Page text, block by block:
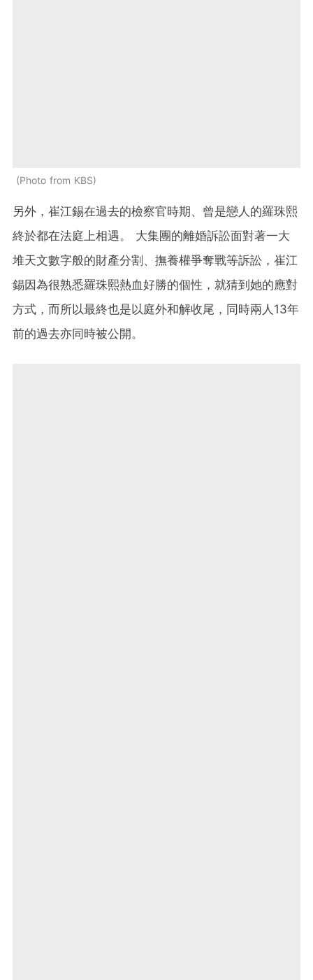
Photo from KBS
另外，崔江錫在過去的檢察官時期、曾是戀人的羅珠熙
終於都在法庭上相遇。 大集團的離婚訴訟面對著一大
堆天文數字般的財產分割、撫養權爭奪戰等訴訟，崔江
錫因為很熟悉羅珠熙熱血好勝的個性，就猜到她的應對
方式，而所以最終也是以庭外和解收尾，同時兩人13年
前的過去亦同時被公開。